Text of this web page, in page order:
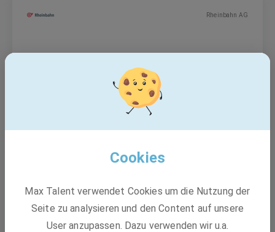
Rheinbahn AG
Project Lead Inhouse Consulting -
Transformational Change (m/f/d)
Cookies
Max Talent verwendet Cookies um die Nutzung der
Seite zu analysieren und den Content auf unsere
User anzupassen. Dazu verwenden wir u.a.